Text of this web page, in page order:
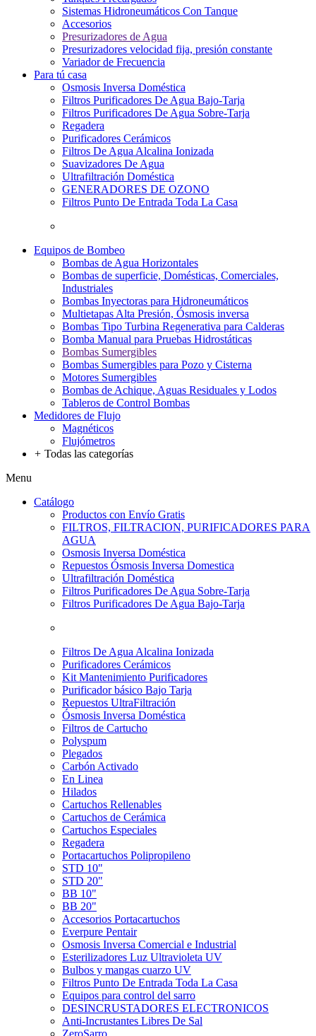
Sistemas Hidroneumáticos Con Tanque
Accesorios
Presurizadores de Agua
Presurizadores velocidad fija, presión constante
Variador de Frecuencia
Para tú casa
Osmosis Inversa Doméstica
Filtros Purificadores De Agua Bajo-Tarja
Filtros Purificadores De Agua Sobre-Tarja
Regadera
Purificadores Cerámicos
Filtros De Agua Alcalina Ionizada
Suavizadores De Agua
Ultrafiltración Doméstica
GENERADORES DE OZONO
Filtros Punto De Entrada Toda La Casa
Equipos de Bombeo
Bombas de Agua Horizontales
Bombas de superficie, Domésticas, Comerciales,
Industriales
Bombas Inyectoras para Hidroneumáticos
Multietapas Alta Presión, Ósmosis inversa
Bombas Tipo Turbina Regenerativa para Calderas
Bomba Manual para Pruebas Hidrostáticas
Bombas Sumergibles
Bombas Sumergibles para Pozo y Cisterna
Motores Sumergibles
Bombas de Achique, Aguas Residuales y Lodos
Tableros de Control Bombas
Medidores de Flujo
Magnéticos
Flujómetros
+ Todas las categorías
Menu
Catálogo
Productos con Envío Gratis
FILTROS, FILTRACION, PURIFICADORES PARA
AGUA
Osmosis Inversa Doméstica
Repuestos Ósmosis Inversa Domestica
Ultrafiltración Doméstica
Filtros Purificadores De Agua Sobre-Tarja
Filtros Purificadores De Agua Bajo-Tarja
Filtros De Agua Alcalina Ionizada
Purificadores Cerámicos
Kit Mantenimiento Purificadores
Purificador básico Bajo Tarja
Repuestos UltraFiltración
Ósmosis Inversa Doméstica
Filtros de Cartucho
Polyspum
Plegados
Carbón Activado
En Linea
Hilados
Cartuchos Rellenables
Cartuchos de Cerámica
Cartuchos Especiales
Regadera
Portacartuchos Polipropileno
STD 10"
STD 20"
BB 10"
BB 20"
Accesorios Portacartuchos
Everpure Pentair
Osmosis Inversa Comercial e Industrial
Esterilizadores Luz Ultravioleta UV
Bulbos y mangas cuarzo UV
Filtros Punto De Entrada Toda La Casa
Equipos para control del sarro
DESINCRUSTADORES ELECTRONICOS
Anti-Incrustantes Libres De Sal
ZeroSarro